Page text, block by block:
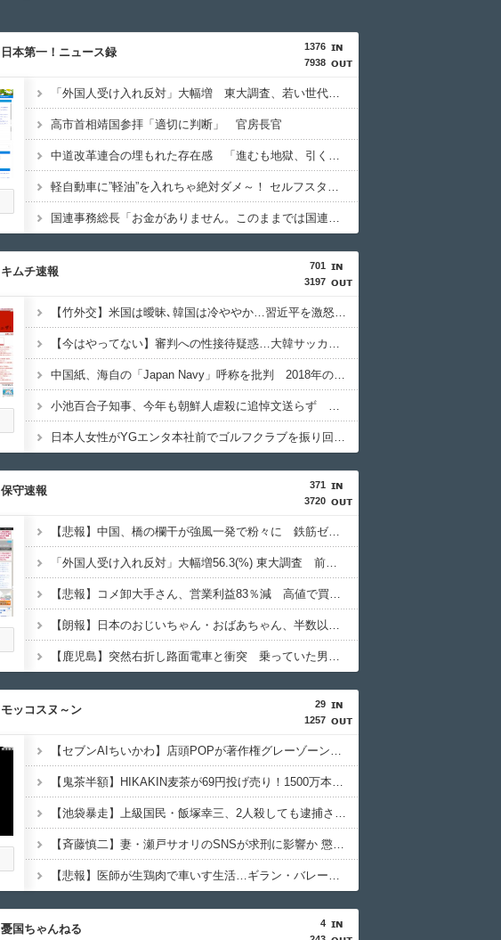
1376
7938
日本第一！ニュース録
「外国人受け入れ反対」大幅増 東大調査、若い世代で多く
高市首相靖国参拝「適切に判断」 官房長官
中道改革連合の埋もれた存在感 「進むも地獄、引くも地獄」3党合流で浮上できるのか⋯有楽町駅前に数百人の支持者ら
軽自動車に”軽油”を入れちゃ絶対ダメ～！ セルフスタンドで後を絶たない「誤給油トラブル」！
国連事務総長「お金がありません。このままでは国連が完全崩壊します。助けて下さい」
701
3197
キムチ速報
【竹外交】米国は曖昧､韓国は冷ややか…習近平を激怒させた高市発言に｢無言の支持｣を示した国の大胆な手法
【今はやってない】審判への性接待疑惑…大韓サッカー協会が声明「現在は一切発生していない」
中国紙、海自の「Japan Navy」呼称を批判 2018年の日韓レーダー照射時にも使用
小池百合子知事、今年も朝鮮人虐殺に追悼文送らず 関東大震災「毎年同じ、全ての方を慰霊」
日本人女性がYGエンタ本社前でゴルフクラブを振り回し逮捕…韓国
371
3720
保守速報
【悲報】中国、橋の欄干が強風一発で粉々に 鉄筋ゼロ 当局「接着剤でくっつけただけ」「正常で、品質問題はない」
「外国人受け入れ反対」大幅増56.3(%) 東大調査 前回から20ポイント以上の爆増
【悲報】コメ卸大手さん、営業利益83％減 高値で買い込んだ米が売れず「損切り祭り」開幕へ
【朗報】日本のおじいちゃん・おばあちゃん、半数以上がSNSを使いこなしていたｗｗｗｗｗ
【鹿児島】突然右折し路面電車と衝突 乗っていた男女3人は車を放置しダッシュで逃走中
29
1257
モッコスヌ～ン
【セブンAIちいかわ】店頭POPが著作権グレーゾーンで物議、公式コラボとの違いは？
【鬼茶半額】HIKAKIN麦茶が69円投げ売り！1500万本の嘘と真実
【池袋暴走】上級国民・飯塚幸三、2人殺しても逮捕されなかった理由
【斉藤慎二】妻・瀬戸サオリのSNSが求刑に影響か 懲役7年求刑の裏側
【悲報】医師が生鶏肉で車いす生活…ギラン・バレー症候群の恐怖
4
憂国ちゃんねる